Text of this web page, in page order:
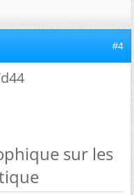
#4
sur les